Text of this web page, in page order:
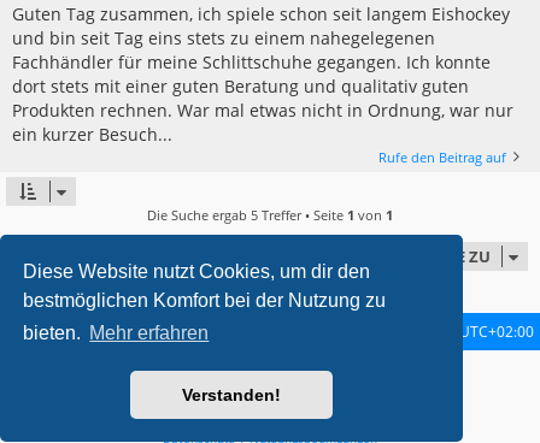
Diese Website nutzt Cookies, um dir den
bestmöglichen Komfort bei der Nutzung zu
bieten. Mehr erfahren
Verstanden!
Guten Tag zusammen, ich spiele schon seit langem Eishockey
und bin seit Tag eins stets zu einem nahegelegenen
Fachhändler für meine Schlittschuhe gegangen. Ich konnte
dort stets mit einer guten Beratung und qualitativ guten
Produkten rechnen. War mal etwas nicht in Ordnung, war nur
ein kurzer Besuch...
Rufe den Beitrag auf
Die Suche ergab 5 Treffer • Seite 1 von 1
GEHE ZU
Startseite Foren-Übersicht UTC+02:00
metrolike style byEric SeguinUpdated for phpBB3.2 by
Powered byphpBB® Forum Software © phpBB Limited
Deutsche Übersetzung durchphpBB.de
Datenschutz|Nutzungsbedingungen